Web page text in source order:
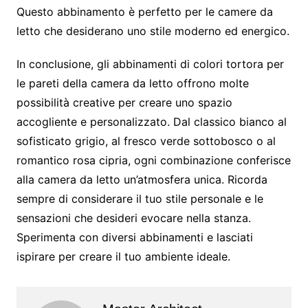
Questo abbinamento è perfetto per le camere da
letto che desiderano uno stile moderno ed energico.
In conclusione, gli abbinamenti di colori tortora per
le pareti della camera da letto offrono molte
possibilità creative per creare uno spazio
accogliente e personalizzato. Dal classico bianco al
sofisticato grigio, al fresco verde sottobosco o al
romantico rosa cipria, ogni combinazione conferisce
alla camera da letto un’atmosfera unica. Ricorda
sempre di considerare il tuo stile personale e le
sensazioni che desideri evocare nella stanza.
Sperimenta con diversi abbinamenti e lasciati
ispirare per creare il tuo ambiente ideale.